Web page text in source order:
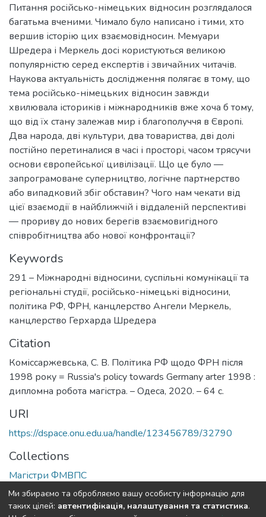
Питання російсько-німецьких відносин розглядалося
багатьма вченими. Чимало було написано і тими, хто
вершив історію цих взаємовідносин. Мемуари
Шредера і Меркель досі користуються великою
популярністю серед експертів і звичайних читачів.
Наукова актуальність дослідження полягає в тому, що
тема російсько-німецьких відносин завжди
хвилювала істориків і міжнародників вже хоча б тому,
що від їх стану залежав мир і благополуччя в Європі.
Два народа, дві культури, два товариства, дві долі
постійно перетиналися в часі і просторі, часом трясучи
основи європейської цивілізації. Що це було —
запрограмоване суперництво, логічне партнерство
або випадковий збіг обставин? Чого нам чекати від
цієї взаємодії в найближчій і віддаленій перспективі
— прориву до нових берегів взаємовигідного
співробітництва або нової конфронтації?
Keywords
291 – Міжнародні відносини, суспільні комунікації та
регіональні студії, російсько-німецькі відносини,
політика РФ, ФРН, канцлерство Ангели Меркель,
канцлерство Герхарда Шредера
Citation
Коміссаржевська, С. В. Політика РФ щодо ФРН після
1998 року = Russia's policy towards Germany arter 1998 :
дипломна робота магістра. – Одеса, 2020. – 64 с.
URI
https://dspace.onu.edu.ua/handle/123456789/32790
Collections
Магістри ФМВПС
Full item page
Ми збираємо та обробляємо вашу особисту інформацію для
таких цілей: автентифікація, налаштування та статистика.